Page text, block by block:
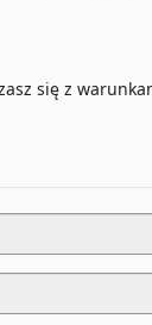
się z